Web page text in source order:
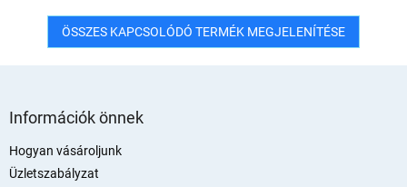
ÖSSZES KAPCSOLÓDÓ TERMÉK MEGJELENÍTÉSE
Információk önnek
Hogyan vásároljunk
Üzletszabályzat